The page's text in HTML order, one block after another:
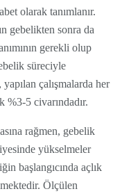
olarak tanımlanır.
gebelikten sonra da
gerekli olup
süreciyle
çalışmalarda her
%3-5 civarındadır.
rağmen, gebelik
yükselmeler
başlangıcında açlık
Ölçülen